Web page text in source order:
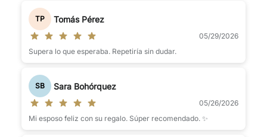
TP Tomás Pérez
05/29/2026
Supera lo que esperaba. Repetiría sin dudar.
SB Sara Bohórquez
05/26/2026
Mi esposo feliz con su regalo. Súper recomendado. ✨